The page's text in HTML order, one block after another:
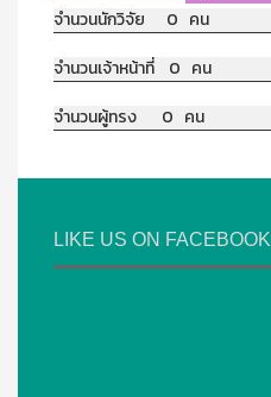
จำนวนนักวิจัย 0 คน
จำนวนเจ้าหน้าที่ 0 คน
จำนวนผู้ทรง 0 คน
LIKE US ON FACEBOOK